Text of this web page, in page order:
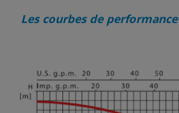
Les courbes de performance